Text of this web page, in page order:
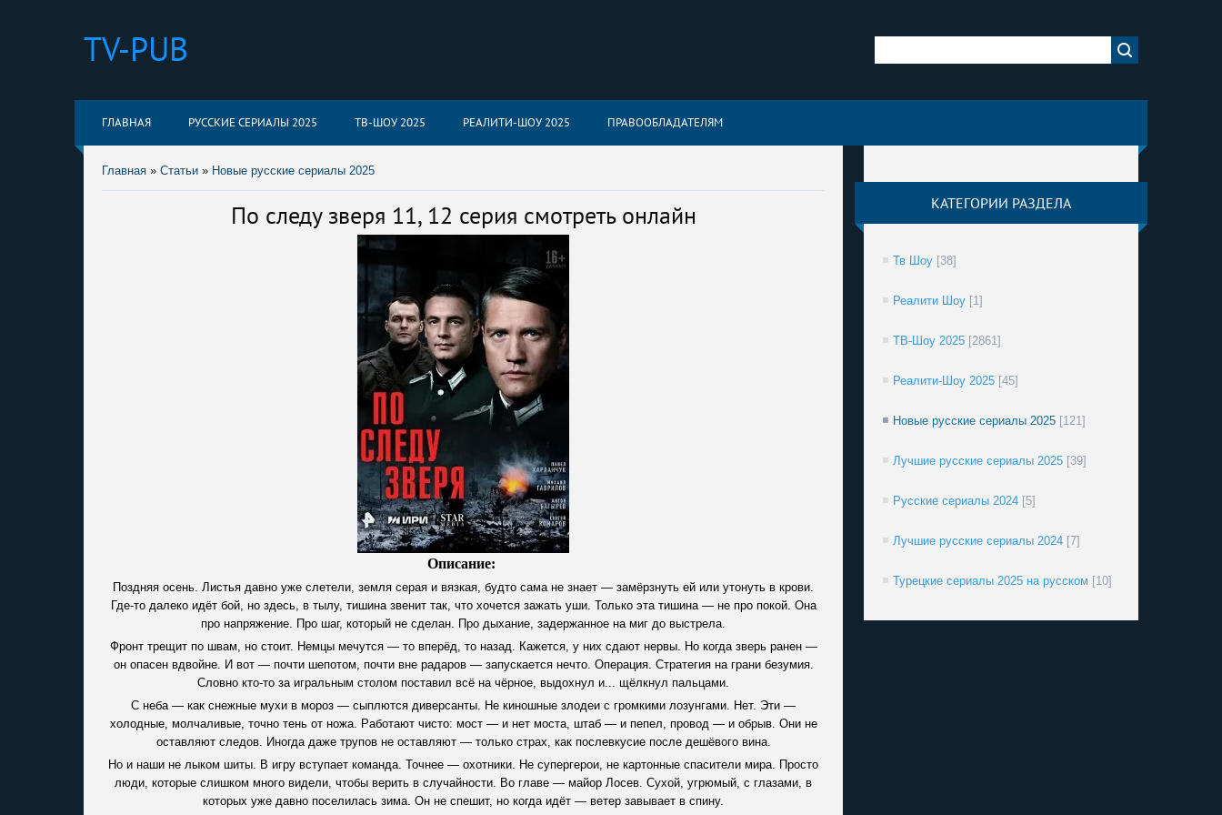
TV-PUB
ГЛАВНАЯ РУССКИЕ СЕРИАЛЫ 2025 ТВ-ШОУ 2025 РЕАЛИТИ-ШОУ 2025 ПРАВООБЛАДАТЕЛЯМ
Главная » Статьи » Новые русские сериалы 2025
По следу зверя 11, 12 серия смотреть онлайн
Описание:
Поздняя осень. Листья давно уже слетели, земля серая и вязкая, будто сама не знает — замёрзнуть ей или утонуть в крови.
Где-то далеко идёт бой, но здесь, в тылу, тишина звенит так, что хочется зажать уши. Только эта тишина — не про покой. Она
про напряжение. Про шаг, который не сделан. Про дыхание, задержанное на миг до выстрела.
Фронт трещит по швам, но стоит. Немцы мечутся — то вперёд, то назад. Кажется, у них сдают нервы. Но когда зверь ранен —
он опасен вдвойне. И вот — почти шепотом, почти вне радаров — запускается нечто. Операция. Стратегия на грани безумия.
Словно кто-то за игральным столом поставил всё на чёрное, выдохнул и... щёлкнул пальцами.
С неба — как снежные мухи в мороз — сыплются диверсанты. Не киношные злодеи с громкими лозунгами. Нет. Эти —
холодные, молчаливые, точно тень от ножа. Работают чисто: мост — и нет моста, штаб — и пепел, провод — и обрыв. Они не
оставляют следов. Иногда даже трупов не оставляют — только страх, как послевкусие после дешёвого вина.
Но и наши не лыком шиты. В игру вступает команда. Точнее — охотники. Не супергерои, не картонные спасители мира. Просто
люди, которые слишком много видели, чтобы верить в случайности. Во главе — майор Лосев. Сухой, угрюмый, с глазами, в
которых уже давно поселилась зима. Он не спешит, но когда идёт — ветер завывает в спину.
КАТЕГОРИИ РАЗДЕЛА
Тв Шоу [38]
Реалити Шоу [1]
ТВ-Шоу 2025 [2861]
Реалити-Шоу 2025 [45]
Новые русские сериалы 2025 [121]
Лучшие русские сериалы 2025 [39]
Русские сериалы 2024 [5]
Лучшие русские сериалы 2024 [7]
Турецкие сериалы 2025 на русском [10]